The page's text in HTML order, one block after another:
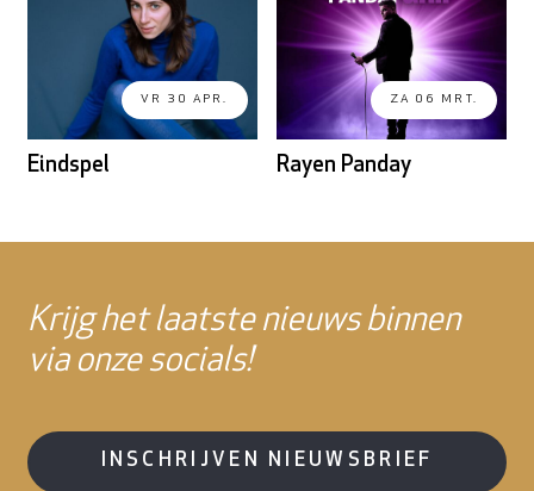
VR 30 APR.
Eindspel
ZA 06 MRT.
Rayen Panday
Krijg het laatste nieuws binnen
via onze socials!
INSCHRIJVEN NIEUWSBRIEF